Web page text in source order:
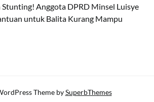
Anggota DPRD Minsel Luisye
untuk Balita Kurang Mampu
Theme bySuperbThemes